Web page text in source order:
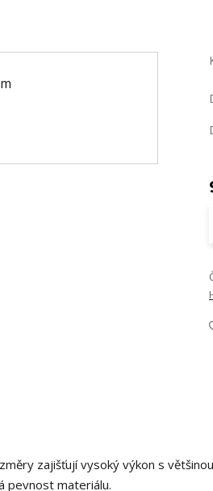
zajišťují vysoký výkon s
pevnost materiálu.